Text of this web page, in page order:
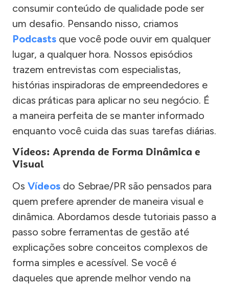
consumir conteúdo de qualidade pode ser
um desafio. Pensando nisso, criamos
Podcasts que você pode ouvir em qualquer
lugar, a qualquer hora. Nossos episódios
trazem entrevistas com especialistas,
histórias inspiradoras de empreendedores e
dicas práticas para aplicar no seu negócio. É
a maneira perfeita de se manter informado
enquanto você cuida das suas tarefas diárias.
Vídeos: Aprenda de Forma Dinâmica e
Visual
Os Vídeos do Sebrae/PR são pensados para
quem prefere aprender de maneira visual e
dinâmica. Abordamos desde tutoriais passo a
passo sobre ferramentas de gestão até
explicações sobre conceitos complexos de
forma simples e acessível. Se você é
daqueles que aprende melhor vendo na